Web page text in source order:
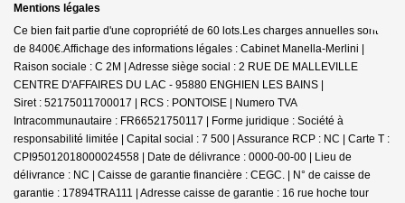
Mentions légales
Ce bien fait partie d'une copropriété de 60 lots.Les charges annuelles sont
de 8400€.Affichage des informations légales : Cabinet Manella-Merlini |
Raison sociale : C 2M | Adresse siège social : 2 RUE DE MALLEVILLE
CENTRE D'AFFAIRES DU LAC - 95880 ENGHIEN LES BAINS |
Siret : 52175011700017 | RCS : PONTOISE | Numero TVA
Intracommunautaire : FR66521750117 | Forme juridique : Société à
responsabilité limitée | Capital social : 7 500 | Assurance RCP : NC | Carte T :
CPI95012018000024558 | Date de délivrance : 0000-00-00 | Lieu de
délivrance : NC | Caisse de garantie financière : CEGC. | N° de caisse de
garantie : 17894TRA111 | Adresse caisse de garantie : 16 rue hoche tour